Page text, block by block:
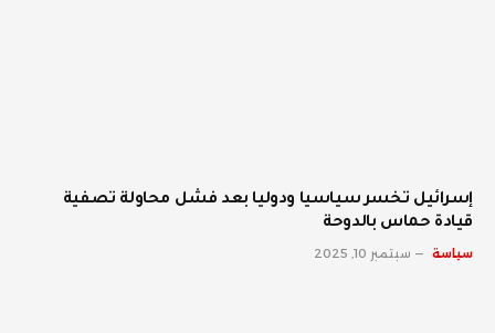
إسرائيل تخسر سياسيا ودوليا بعد فشل محاولة تصفية
قيادة حماس بالدوحة
سياسة سبتمبر 10, 2025